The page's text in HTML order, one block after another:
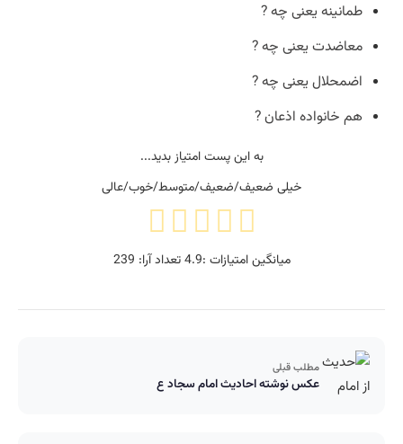
طمانینه یعنی چه ?
معاضدت یعنی چه ?
اضمحلال یعنی چه ?
هم خانواده اذعان ?
به این پست امتیاز بدید...
خیلی ضعیف/ضعیف/متوسط/خوب/عالی
میانگین امتیازات :4.9تعداد آرا: 239
مطلب قبلی
عکس نوشته احادیث امام سجاد ع